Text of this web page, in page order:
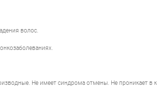
волос.
Не имеет синдрома отмены. Не проникает в